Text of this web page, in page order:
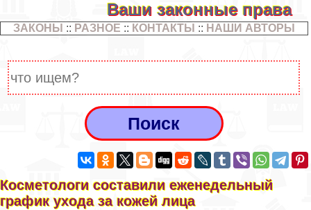
Ваши законные права
ЗАКОНЫ :: РАЗНОЕ :: КОНТАКТЫ :: НАШИ АВТОРЫ
Косметологи составили еженедельный
график ухода за кожей лица